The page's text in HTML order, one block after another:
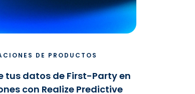
DE PRODUCTOS
tus datos de First-Party en
con Realize Predictive